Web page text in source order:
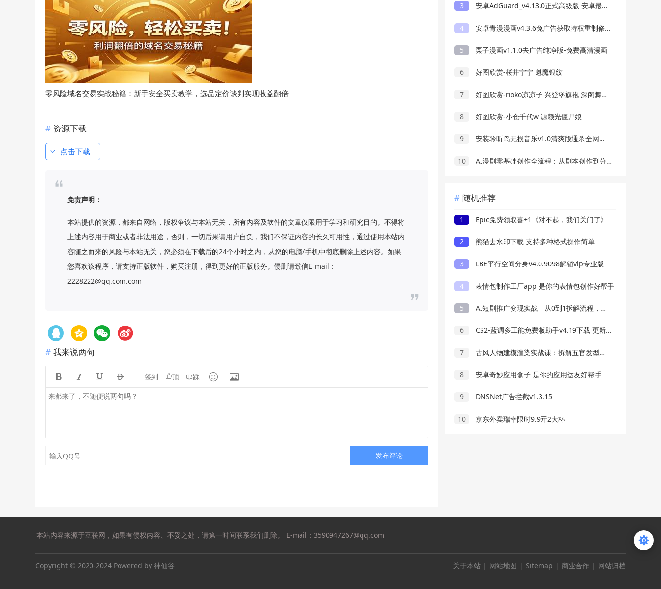
零风险域名交易实战秘籍：新手安全买卖教学，选品定价谈判实现收益翻倍
资源下载
点击下载
免责声明：
本站提供的资源，都来自网络，版权争议与本站无关，所有内容及软件的文章仅限用于学习和研究目的。不得将
上述内容用于商业或者非法用途，否则，一切后果请用户自负，我们不保证内容的长久可用性，通过使用本站内
容随之而来的风险与本站无关，您必须在下载后的24个小时之内，从您的电脑/手机中彻底删除上述内容。如果
您喜欢该程序，请支持正版软件，购买注册，得到更好的正版服务。侵删请致信E-mail：
2228222@qq.com.com
我来说两句
    签到 顶 踩  
发布评论
3 安卓AdGuard_v4.13.0正式高级版 安卓最好用的广告过滤器
4 安卓青漫漫画v4.3.6免广告获取特权重制修复版
5 栗子漫画v1.1.0去广告纯净版-免费高清漫画
6 好图欣赏-桜井宁宁 魅魔银纹
7 好图欣赏-rioko凉凉子 兴登堡旗袍 深阁舞戏
8 好图欣赏-小仓千代w 源赖光僵尸娘
9 安装聆听岛无损音乐v1.0清爽版通杀全网音乐
10 AI漫剧零基础创作全流程：从剧本创作到分镜剪辑，全套提示词模板直接落地出片
随机推荐
1 Epic免费领取喜+1《对不起，我们关门了》
2 熊猫去水印下载 支持多种格式操作简单
3 LBE平行空间分身v4.0.9098解锁vip专业版
4 表情包制作工厂app 是你的表情包创作好帮手
5 AI短剧推广变现实战：从0到1拆解流程，轻松开启接单赚钱之路
6 CS2-蓝调多工能免费板助手v4.19下载 更新置顶
7 古风人物建模渲染实战课：拆解五官发型服饰制作要点，零基础也能独立完成作品创作
8 安卓奇妙应用盒子 是你的应用达友好帮手
9 DNSNet广告拦截v1.3.15
10 京东外卖瑞幸限时9.9亓2大杯
本站内容来源于互联网，如果有侵权内容、不妥之处，请第一时间联系我们删除。 E-mail：3590947267@qq.com
Copyright © 2020-2024 Powered by 神仙谷 关于本站 | 网站地图 | Sitemap | 商业合作 | 网站归档